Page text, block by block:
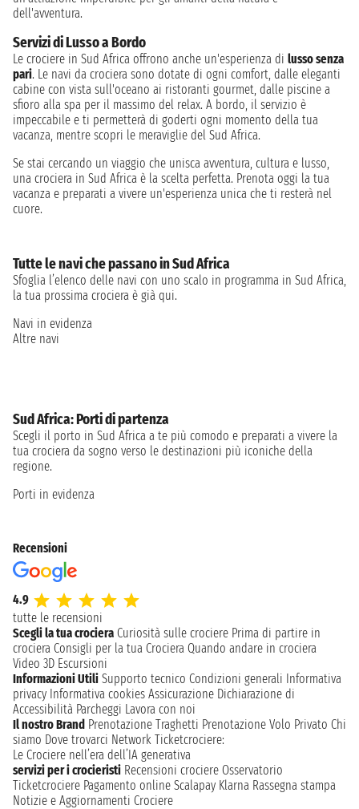
dell'avventura.
Servizi di Lusso a Bordo
Le crociere in Sud Africa offrono anche un'esperienza di lusso senza
pari. Le navi da crociera sono dotate di ogni comfort, dalle eleganti
cabine con vista sull'oceano ai ristoranti gourmet, dalle piscine a
sfioro alla spa per il massimo del relax. A bordo, il servizio è
impeccabile e ti permetterà di goderti ogni momento della tua
vacanza, mentre scopri le meraviglie del Sud Africa.
Se stai cercando un viaggio che unisca avventura, cultura e lusso,
una crociera in Sud Africa è la scelta perfetta. Prenota oggi la tua
vacanza e preparati a vivere un'esperienza unica che ti resterà nel
cuore.
Tutte le navi che passano in Sud Africa
Sfoglia l’elenco delle navi con uno scalo in programma in Sud Africa,
la tua prossima crociera è già qui.
Navi in evidenza
Altre navi
Sud Africa: Porti di partenza
Scegli il porto in Sud Africa a te più comodo e preparati a vivere la
tua crociera da sogno verso le destinazioni più iconiche della
regione.
Porti in evidenza
Recensioni
4.9
tutte le recensioni
Scegli la tua crociera Curiosità sulle crociere Prima di partire in
crociera Consigli per la tua Crociera Quando andare in crociera
Video 3D Escursioni
Informazioni Utili Supporto tecnico Condizioni generali Informativa
privacy Informativa cookies Assicurazione Dichiarazione di
Accessibilità Parcheggi Lavora con noi
Il nostro Brand Prenotazione Traghetti Prenotazione Volo Privato Chi
siamo Dove trovarci Network Ticketcrociere:
Le Crociere nell’era dell’IA generativa
servizi per i crocieristi Recensioni crociere Osservatorio
Ticketcrociere Pagamento online Scalapay Klarna Rassegna stampa
Notizie e Aggiornamenti Crociere